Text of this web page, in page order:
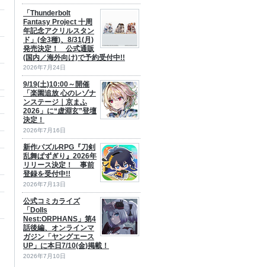
「Thunderbolt
Fantasy Project 十周
年記念アクリルスタン
ド」(全3種)、8/31(月)
発売決定！ 公式通販
(国内／海外向け)で予約受付中!!
2026年7月24日
9/19(土)10:00～開催
「楽園追放 心のレゾナ
ンステージ｜京まふ
2026」に“虚淵玄”登壇
決定！
2026年7月16日
新作パズルRPG『刀剣
乱舞ぱずぎり』2026年
リリース決定！ 事前
登録を受付中!!
2026年7月13日
公式コミカライズ
「Dolls
Nest:ORPHANS」第4
話後編、オンラインマ
ガジン「ヤングエース
UP」に本日7/10(金)掲載！
2026年7月10日